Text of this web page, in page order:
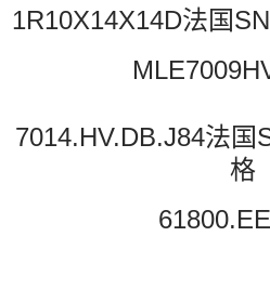
1R10X14X14D法国
7014.HV.DB.J84法国
格